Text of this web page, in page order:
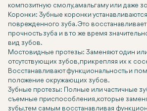
композитную смолу, амальгаму или даже
Коронки: Зубные коронки
поврежденного зуба. Это
прочность зуба и в то же время
вид зубов.
Мостовидные протезы: Заменяют один
отсутствующих зубов, прикрепляя их к
Восстанавливают функциональность и
положение окружающих зубов.
Зубные протезы: Полные или частичные
съемные приспособления, которые
зубы, тем самым восстанавливая